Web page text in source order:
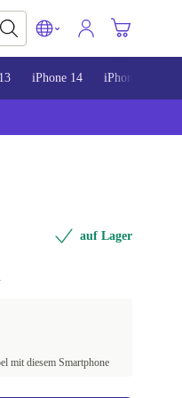
iPhone 14 iPhone 15
auf Lager
mit diesem Smartphone